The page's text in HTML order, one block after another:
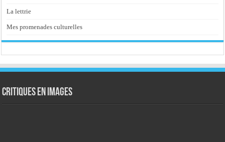
La lettrie
Mes promenades culturelles
Critiques en images